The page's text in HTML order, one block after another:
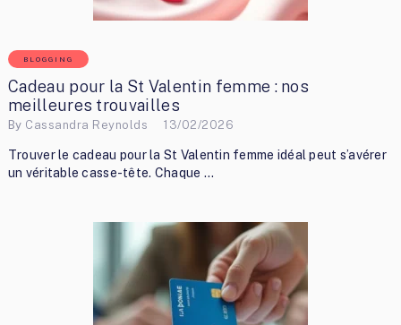
BLOGGING
Cadeau pour la St Valentin femme : nos
meilleures trouvailles
By Cassandra Reynolds 13/02/2026
Trouver le cadeau pour la St Valentin femme idéal peut s’avérer
un véritable casse-tête. Chaque …